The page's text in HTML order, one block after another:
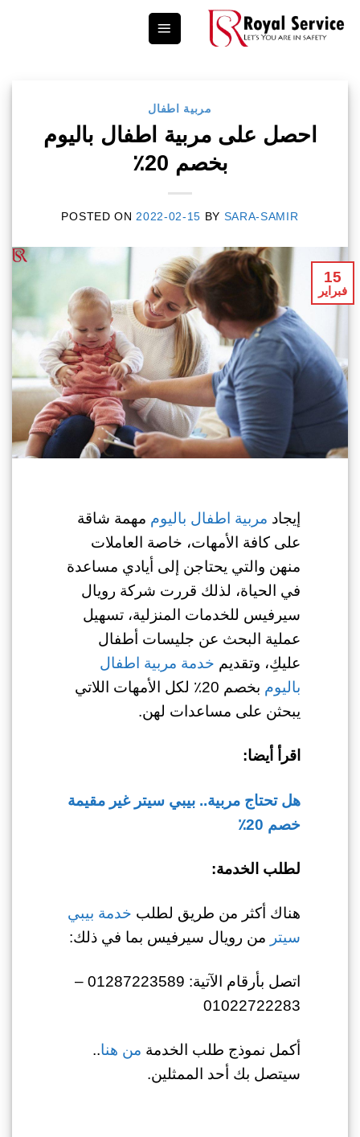
مربية اطفال
احصل على مربية اطفال باليوم
بخصم 20٪
POSTED ON 2022-02-15 BY SARA-SAMIR
15
فبراير
إيجاد مربية اطفال باليوم مهمة شاقة
على كافة الأمهات، خاصة العاملات
منهن والتي يحتاجن إلى أيادي مساعدة
في الحياة، لذلك قررت شركة رويال
سيرفيس للخدمات المنزلية، تسهيل
عملية البحث عن جليسات أطفال
عليكِ، وتقديم خدمة مربية اطفال
باليوم
بخصم 20٪ لكل الأمهات اللاتي
يبحثن على مساعدات لهن.
اقرأ أيضا:
هل تحتاج مربية.. بيبي سيتر غير مقيمة
خصم 20٪
لطلب الخدمة:
هناك أكثر من طريق لطلب خدمة بيبي
سيتر من رويال سيرفيس بما في ذلك:
اتصل بأرقام الآتية: 01287223589 –
01022722283
أكمل نموذج طلب الخدمة من هنا..
سيتصل بك أحد الممثلين.